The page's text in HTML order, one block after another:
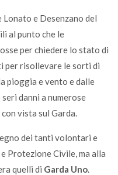
Lonato e Desenzano del
al punto che le
per chiedere lo stato di
per risollevare le sorti di
pioggia e vento e dalle
danni a numerose
vista sul Garda.
dei tanti volontari e
Protezione Civile, ma alla
quelli di Garda Uno.